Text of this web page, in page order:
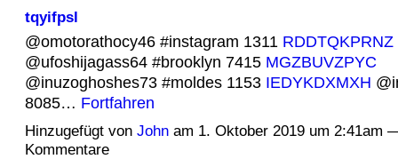
tqyifpsl
@omotorathocy46 #instagram 1311 RDDTQKPRNZ
@ufoshijagass64 #brooklyn 7415 MGZBUVZPYC
@inuzoghoshes73 #moldes 1153 IEDYKDXMXH
8085… Fortfahren
Hinzugefügt von Johnam 1. Oktober 2019 um 2:41am
Kommentare